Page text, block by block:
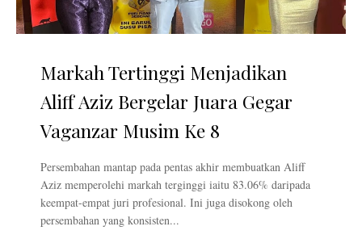
Markah Tertinggi Menjadikan
Aliff Aziz Bergelar Juara Gegar
Vaganzar Musim Ke 8
Persembahan mantap pada pentas akhir membuatkan Aliff
Aziz memperolehi markah terginggi iaitu 83.06% daripada
keempat-empat juri profesional. Ini juga disokong oleh
persembahan yang konsisten...